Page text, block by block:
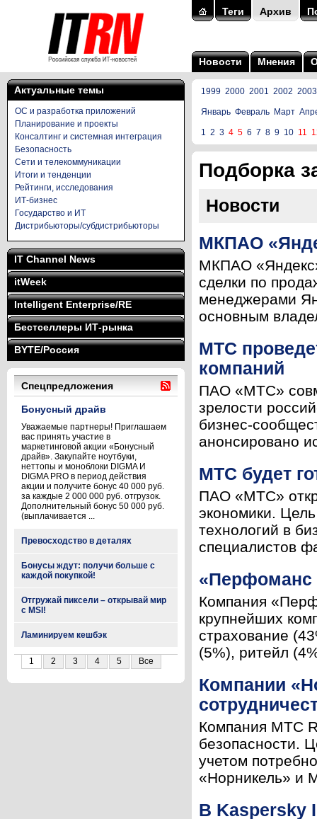
Теги Архив
Новости Мнения
Актуальные темы
ОС и разработка приложений
Планирование и проекты
Консалтинг и системная интеграция
Безопасность
Сети и телекоммуникации
Итоги и тенденции
Рейтинги, исследования
ИТ-бизнес
Государство и ИТ
Дистрибьюторы/субдистрибьюторы
IT Channel News
itWeek
Intelligent Enterprise/RE
Бестселлеры ИТ-рынка
BYTE/Россия
Спецпредложения
Бонусный драйв
Уважаемые партнеры! Приглашаем
вас принять участие в
маркетинговой акции «Бонусный
драйв». Закупайте ноутбуки,
неттопы и моноблоки DIGMA И
DIGMA PRO в период действия
акции и получите бонус 40 000 руб.
за каждые 2 000 000 руб. отгрузок.
Дополнительный бонус 50 000 руб.
(выплачивается ...
Превосходство в деталях
Бонусы ждут: получи больше с
каждой покупкой!
Отгружай пиксели – открывай мир
с MSI!
Ламинируем кешбэк
1 2 3 4 5 Все
1999 2000 2001 2002 2003
Январь Февраль Март
1 2 3 4 5 6 7 8 9 10 11
Подборка
Новости
МКПАО
МКПАО
сделки по
менеджерами
основным
МТС
компаний
ПАО «МТС»
зрелости
бизнес-
анонсировано
МТС будет
ПАО «МТС»
экономики.
технологий в
специалистов
«Перфоманс
Компания
крупнейших
страхование
(5%), ритейл
Компании
Компания МТС
безопасности.
учетом
«Норникель» и
В Kaspersky